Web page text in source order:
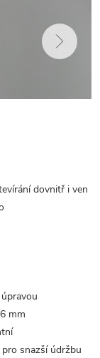
dovnitř i ven
mm
pro snazší údržbu